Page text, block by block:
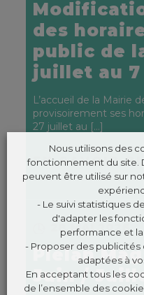
des
public de
juillet au 7
L’accueil de la Mairie
provisoirement ses
27 juillet au […]
EN SAVOIR
28 MAI 2026
Plélan
Juin /
Nous utilisons des
fonctionnement du site.
peuvent être utilisé sur
- Le suivi statistiques
d'adapter les
performance et
- Proposer des
adaptées à
En acceptant tous les
de l’ensemble des